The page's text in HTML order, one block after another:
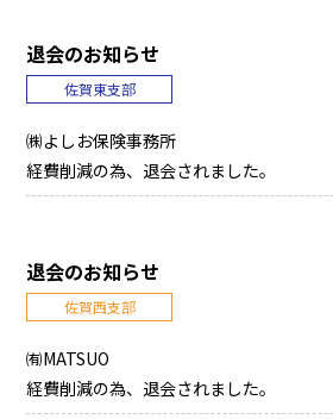
退会のお知らせ
佐賀東支部
㈱よしお保険事務所
経費削減の為、退会されました。
退会のお知らせ
佐賀西支部
㈲MATSUO
経費削減の為、退会されました。